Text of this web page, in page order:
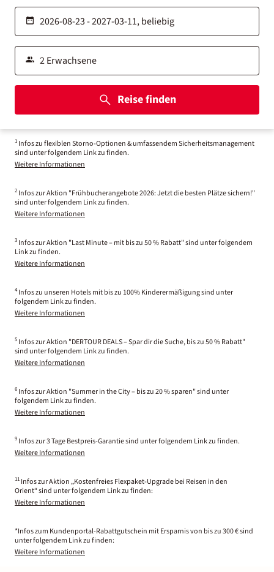
Reise finden
1 Infos zu flexiblen Storno-Optionen & umfassendem Sicherheitsmanagement
sind unter folgendem Link zu finden.
Weitere Informationen
2 Infos zur Aktion "Frühbucherangebote 2026: Jetzt die besten Plätze sichern!"
sind unter folgendem Link zu finden.
Weitere Informationen
3 Infos zur Aktion "Last Minute – mit bis zu 50 % Rabatt" sind unter folgendem
Link zu finden.
Weitere Informationen
4 Infos zu unseren Hotels mit bis zu 100% Kinderermäßigung sind unter
folgendem Link zu finden.
Weitere Informationen
5 Infos zur Aktion "DERTOUR DEALS – Spar dir die Suche, bis zu 50 % Rabatt"
sind unter folgendem Link zu finden.
Weitere Informationen
6 Infos zur Aktion "Summer in the City – bis zu 20 % sparen" sind unter
folgendem Link zu finden.
Weitere Informationen
9 Infos zur 3 Tage Bestpreis-Garantie sind unter folgendem Link zu finden.
Weitere Informationen
11 Infos zur Aktion „Kostenfreies Flexpaket-Upgrade bei Reisen in den
Orient“ sind unter folgendem Link zu finden:
Weitere Informationen
*Infos zum Kundenportal-Rabattgutschein mit Ersparnis von bis zu 300 € sind
unter folgendem Link zu finden:
Weitere Informationen